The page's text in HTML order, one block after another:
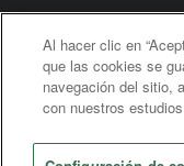
United Methodist
©2026United
Al hacer clic en
que las cookies se
navegación del sitio,
con nuestros